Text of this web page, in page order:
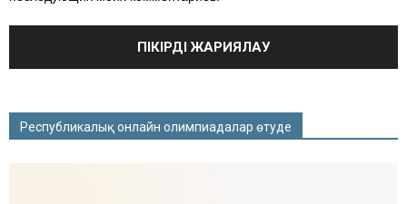
Республикалық онлайн олимпиадалар өтуде